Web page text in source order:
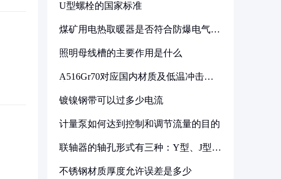
U型螺栓的国家标准
煤矿用电热取暖器是否符合防爆电气设
照明母线槽的主要作用是什么
A516Gr70对应国内材质及低温冲击要
镀镍钢带可以过多少电流
计量泵如何达到控制和调节流量的目的
联轴器的轴孔形式有三种：Y型、J型、
不锈钢材质厚度允许误差是多少